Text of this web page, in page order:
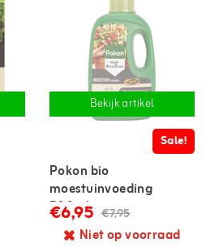
Bekijk artikel
Sale!
Pokon bio
moestuinvoeding
500ml
€6,95 €7,95
Niet op voorraad